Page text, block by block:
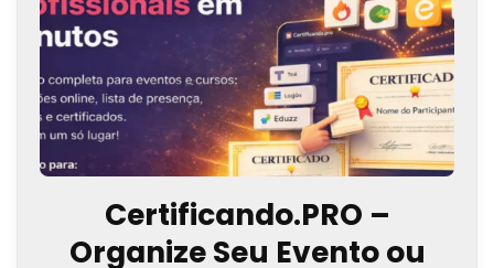
Certificando.PRO –
Organize Seu Evento ou